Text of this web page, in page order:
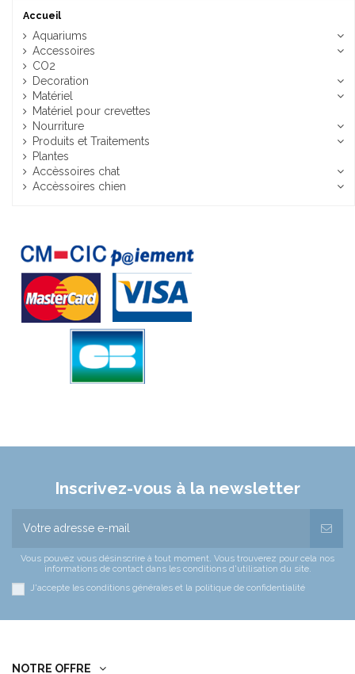
Accueil
Aquariums
Accessoires
CO2
Decoration
Matériel
Matériel pour crevettes
Nourriture
Produits et Traitements
Plantes
Accèssoires chat
Accèssoires chien
Inscrivez-vous à la newsletter
Vous pouvez vous désinscrire à tout moment. Vous trouverez pour cela nos
informations de contact dans les conditions d'utilisation du site.
J'accepte les conditions générales et la politique de confidentialité
NOTRE OFFRE